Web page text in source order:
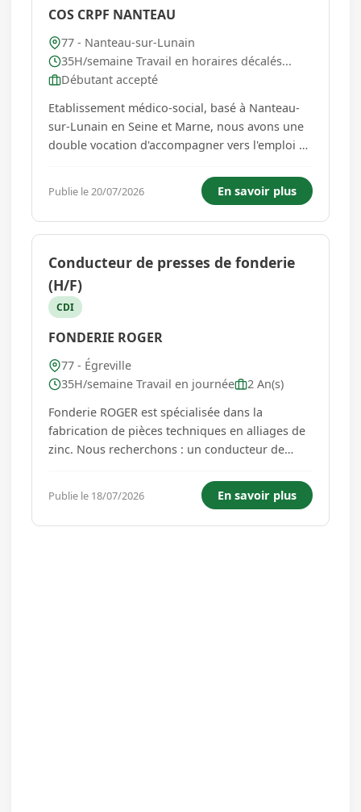
COS CRPF NANTEAU
77 - Nanteau-sur-Lunain
35H/semaine Travail en horaires décalés...
Débutant accepté
Etablissement médico-social, basé à Nanteau-
sur-Lunain en Seine et Marne, nous avons une
double vocation d'accompagner vers l'emploi et
personnes en situation de handicap et à des
demandeurs d'emploi en reconversion
professionnelle. *** MISSIONS : ...
Publie le 20/07/2026 En savoir plus
Conducteur de presses de fonderie
(H/F)
CDI
FONDERIE ROGER
77 - Égreville
35H/semaine Travail en journée
2 An(s)
Fonderie ROGER est spécialisée dans la
fabrication de pièces techniques en alliages de
zinc. Nous recherchons : un conducteur de
production de pièces métalliques - Assurer les
changements d'outillages sur l...
Publie le 18/07/2026 En savoir plus